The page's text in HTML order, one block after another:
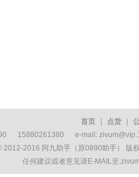
首页 点货
15880261380 e-mail:
2012-2016 阿九助手（原0890助手） 版
任何建议或者意见请E-MAIL至